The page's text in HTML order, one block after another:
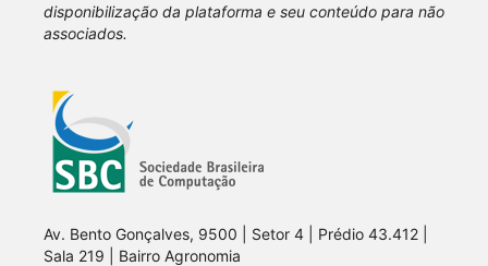
disponibilização da plataforma e seu conteúdo para não
associados.
Av. Bento Gonçalves, 9500 | Setor 4 | Prédio 43.412 |
Sala 219 | Bairro Agronomia